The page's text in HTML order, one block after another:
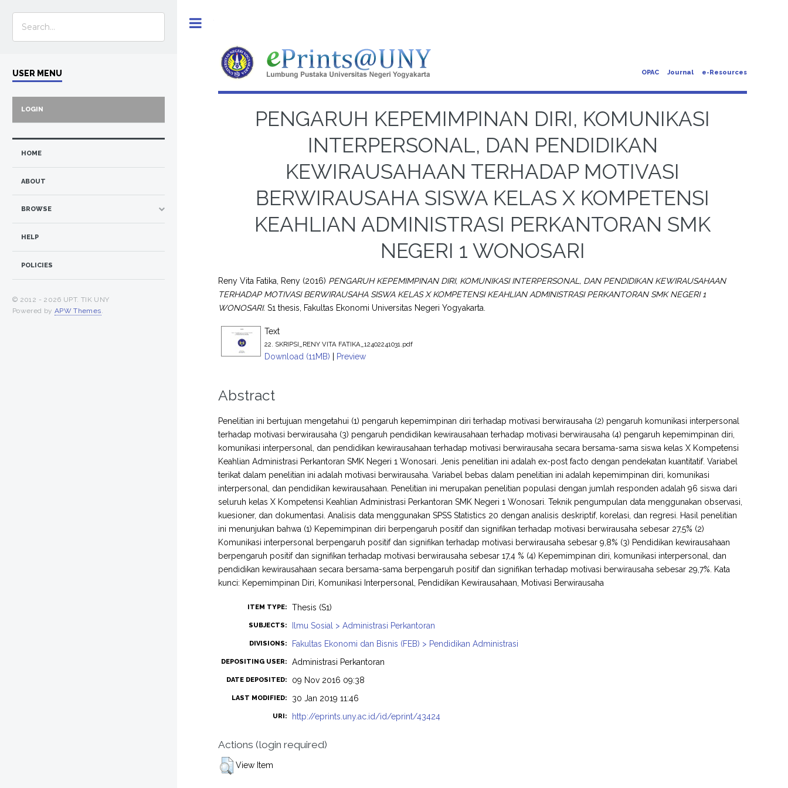
OPAC Journal e-Resources
PENGARUH KEPEMIMPINAN DIRI, KOMUNIKASI
INTERPERSONAL, DAN PENDIDIKAN
KEWIRAUSAHAAN TERHADAP MOTIVASI
BERWIRAUSAHA SISWA KELAS X KOMPETENSI
KEAHLIAN ADMINISTRASI PERKANTORAN SMK
NEGERI 1 WONOSARI
Reny Vita Fatika, Reny (2016) PENGARUH KEPEMIMPINAN DIRI, KOMUNIKASI INTERPERSONAL, DAN PENDIDIKAN KEWIRAUSAHAAN
TERHADAP MOTIVASI BERWIRAUSAHA SISWA KELAS X KOMPETENSI KEAHLIAN ADMINISTRASI PERKANTORAN SMK NEGERI 1
WONOSARI. S1 thesis, Fakultas Ekonomi Universitas Negeri Yogyakarta.
Text
22. SKRIPSI_RENY VITA FATIKA_12402241031.pdf
Download (11MB) | Preview
Abstract
Penelitian ini bertujuan mengetahui (1) pengaruh kepemimpinan diri terhadap motivasi berwirausaha (2) pengaruh komunikasi interpersonal
terhadap motivasi berwirausaha (3) pengaruh pendidikan kewirausahaan terhadap motivasi berwirausaha (4) pengaruh kepemimpinan diri,
komunikasi interpersonal, dan pendidikan kewirausahaan terhadap motivasi berwirausaha secara bersama-sama siswa kelas X Kompetensi
Keahlian Administrasi Perkantoran SMK Negeri 1 Wonosari. Jenis penelitian ini adalah ex-post facto dengan pendekatan kuantitatif. Variabel
terikat dalam penelitian ini adalah motivasi berwirausaha. Variabel bebas dalam penelitian ini adalah kepemimpinan diri, komunikasi
interpersonal, dan pendidikan kewirausahaan. Penelitian ini merupakan penelitian populasi dengan jumlah responden adalah 96 siswa dari
seluruh kelas X Kompetensi Keahlian Administrasi Perkantoran SMK Negeri 1 Wonosari. Teknik pengumpulan data menggunakan observasi,
kuesioner, dan dokumentasi. Analisis data menggunakan SPSS Statistics 20 dengan analisis deskriptif, korelasi, dan regresi. Hasil penelitian
ini menunjukan bahwa (1) Kepemimpinan diri berpengaruh positif dan signifikan terhadap motivasi berwirausaha sebesar 27,5% (2)
Komunikasi interpersonal berpengaruh positif dan signifikan terhadap motivasi berwirausaha sebesar 9,8% (3) Pendidikan kewirausahaan
berpengaruh positif dan signifikan terhadap motivasi berwirausaha sebesar 17,4 % (4) Kepemimpinan diri, komunikasi interpersonal, dan
pendidikan kewirausahaan secara bersama-sama berpengaruh positif dan signifikan terhadap motivasi berwirausaha sebesar 29,7%. Kata
kunci: Kepemimpinan Diri, Komunikasi Interpersonal, Pendidikan Kewirausahaan, Motivasi Berwirausaha
ITEM TYPE: Thesis (S1)
SUBJECTS: Ilmu Sosial > Administrasi Perkantoran
DIVISIONS: Fakultas Ekonomi dan Bisnis (FEB) > Pendidikan Administrasi
DEPOSITING USER: Administrasi Perkantoran
DATE DEPOSITED: 09 Nov 2016 09:38
LAST MODIFIED: 30 Jan 2019 11:46
URI: http://eprints.uny.ac.id/id/eprint/43424
Actions (login required)
View Item
USER MENU
LOGIN
HOME
ABOUT
BROWSE
HELP
POLICIES
© 2012 - 2026 UPT. TIK UNY
Powered by APW Themes